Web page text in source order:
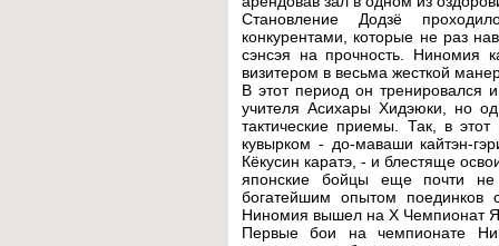
Становление Додзё
конкурентами, которые не раз
сэнсэя на прочность. Ниномия
визитером в весьма жесткой
В этот период он тренировался
учителя Асихары Хидэюки, но
тактические приемы. Так, в
кувырком - до-маваши кайтэн-
Кёкусин каратэ, - и блестяще
японские бойцы еще почти
богатейшим опытом
Ниномия вышел на Х Чемпионат
Первые бои на чемпионате